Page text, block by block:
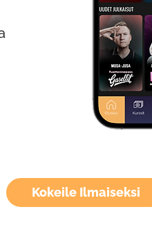
Kokeile Ilmaiseksi